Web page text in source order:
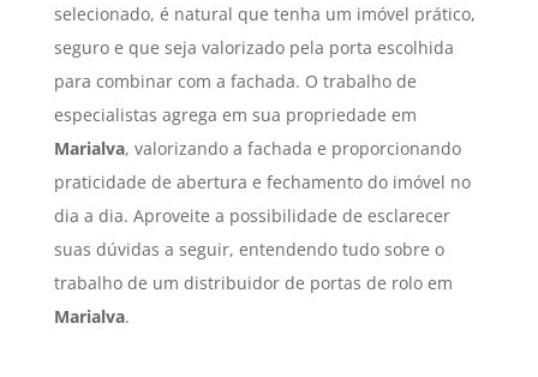
selecionado, é natural que tenha um imóvel prático,
seguro e que seja valorizado pela porta escolhida
para combinar com a fachada. O trabalho de
especialistas agrega em sua propriedade em
Marialva, valorizando a fachada e proporcionando
praticidade de abertura e fechamento do imóvel no
dia a dia. Aproveite a possibilidade de esclarecer
suas dúvidas a seguir, entendendo tudo sobre o
trabalho de um distribuidor de portas de rolo em
Marialva.